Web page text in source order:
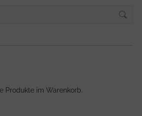
Produkte im Warenkorb.